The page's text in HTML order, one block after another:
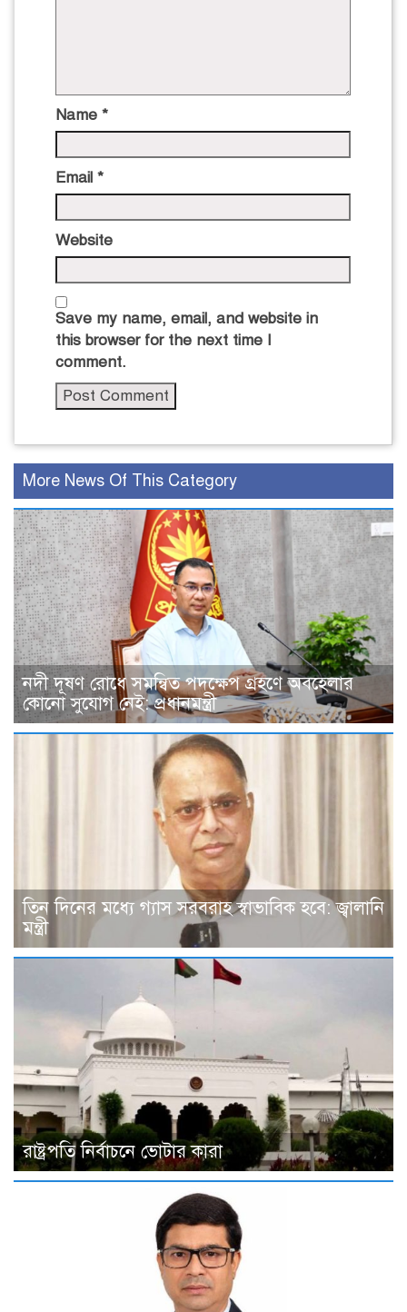
Name *
Email *
Website
Save my name, email, and website in
this browser for the next time I
comment.
More News Of This Category
নদী দূষণ রোধে সমন্বিত পদক্ষেপ গ্রহণে অবহেলার
কোনো সুযোগ নেই: প্রধানমন্ত্রী
তিন দিনের মধ্যে গ্যাস সরবরাহ স্বাভাবিক হবে: জ্বালানি
মন্ত্রী
রাষ্ট্রপতি নির্বাচনে ভোটার কারা